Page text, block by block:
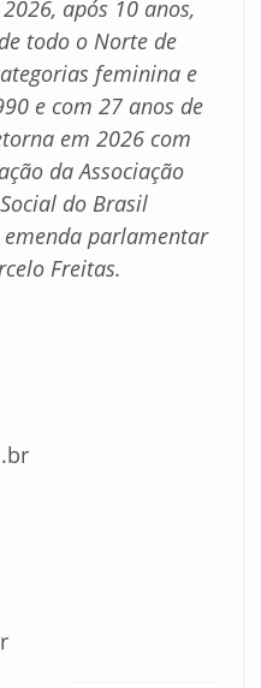
após 10 anos,
todo o Norte de
feminina e
e com 27 anos de
em 2026 com
da Associação
do Brasil
emenda parlamentar
Freitas.